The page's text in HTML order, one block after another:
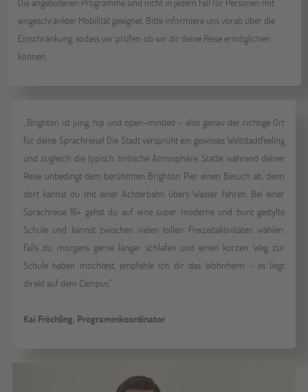
eingeschränkter Mobilität geeignet. Bitte informiere uns vorab über die
Einschränkung, sodass wir prüfen, ob wir dir deine Reise ermöglichen
können.
„Brighton ist jung, hip und open-minded - also genau der richtige Ort
für deine Sprachreise! Die Stadt versprüht ein gewisses Weltstadtfeeling
und zugleich die typisch britische Atmosphäre. Statte während deiner
Reise unbedingt dem berühmten Brighton Pier einen Besuch ab, denn
dort kannst du mit einer Achterbahn übers Wasser fahren. Bei einer
Sprachreise 16+ gehst du auf eine super moderne und bunt gestylte
Schule und kannst zwischen vielen tollen Freizeitaktivitäten wählen.
Falls du morgens gerne länger schlafen und einen kurzen Weg zur
Schule haben möchtest, empfehle ich dir das Wohnheim - es liegt
direkt auf dem Campus."
Kai Fröchling, Programmkoordinator